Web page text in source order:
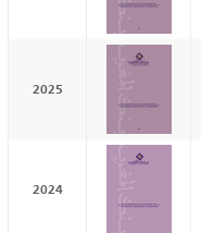
2025
2024